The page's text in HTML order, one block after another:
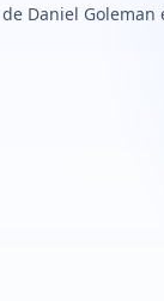
Daniel Goleman